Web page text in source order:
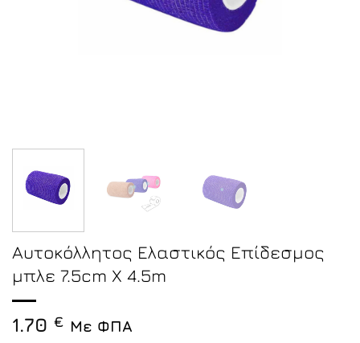
Αυτοκόλλητος Ελαστικός Επίδεσμος
μπλε 7.5cm X 4.5m
1.70 € Με ΦΠΑ